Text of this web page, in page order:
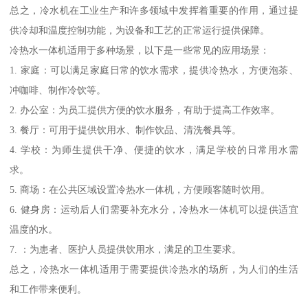
总之，冷水机在工业生产和许多领域中发挥着重要的作用，通过提
供冷却和温度控制功能，为设备和工艺的正常运行提供保障。
冷热水一体机适用于多种场景，以下是一些常见的应用场景：
1. 家庭：可以满足家庭日常的饮水需求，提供冷热水，方便泡茶、
冲咖啡、制作冷饮等。
2. 办公室：为员工提供方便的饮水服务，有助于提高工作效率。
3. 餐厅：可用于提供饮用水、制作饮品、清洗餐具等。
4. 学校：为师生提供干净、便捷的饮水，满足学校的日常用水需
求。
5. 商场：在公共区域设置冷热水一体机，方便顾客随时饮用。
6. 健身房：运动后人们需要补充水分，冷热水一体机可以提供适宜
温度的水。
7. ：为患者、医护人员提供饮用水，满足的卫生要求。
总之，冷热水一体机适用于需要提供冷热水的场所，为人们的生活
和工作带来便利。